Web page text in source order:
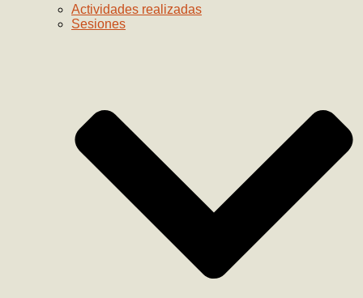
Actividades realizadas
Sesiones